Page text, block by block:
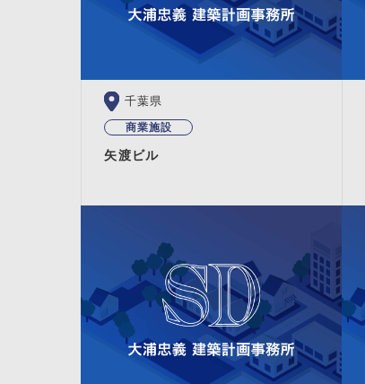
千葉県
商業施設
矢渡ビル